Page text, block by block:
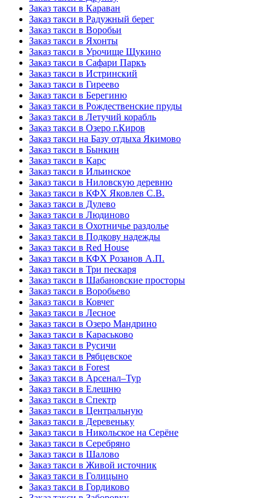
Заказ такси в Караван
Заказ такси в Радужный берег
Заказ такси в Воробьи
Заказ такси в Яхонты
Заказ такси в Урочище Щукино
Заказ такси в Сафари Паркъ
Заказ такси в Истринский
Заказ такси в Гиреево
Заказ такси в Берегиню
Заказ такси в Рождественские пруды
Заказ такси в Летучий корабль
Заказ такси в Озеро г.Киров
Заказ такси на Базу отдыха Якимово
Заказ такси в Бынкин
Заказ такси в Карс
Заказ такси в Ильинское
Заказ такси в Ниловскую деревню
Заказ такси в КФХ Яковлев С.В.
Заказ такси в Дулево
Заказ такси в Людиново
Заказ такси в Охотничье раздолье
Заказ такси в Подкову надежды
Заказ такси в Red Hоusе
Заказ такси в КФХ Розанов А.П.
Заказ такси в Три пескаря
Заказ такси в Шабановские просторы
Заказ такси в Воробьево
Заказ такси в Ковчег
Заказ такси в Лесное
Заказ такси в Озеро Мандрино
Заказ такси в Караськово
Заказ такси в Русичи
Заказ такси в Рябцевское
Заказ такси в Forest
Заказ такси в Арсенал–Тур
Заказ такси в Елешню
Заказ такси в Спектр
Заказ такси в Центральную
Заказ такси в Деревеньку
Заказ такси в Никольское на Серёне
Заказ такси в Серебряно
Заказ такси в Шалово
Заказ такси в Живой источник
Заказ такси в Голицыно
Заказ такси в Гордиково